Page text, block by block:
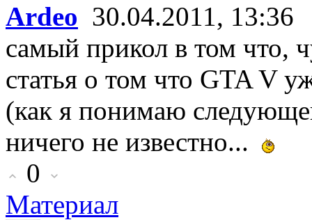
Ardeo 30.04.2011, 13:36
самый прикол в том что,
статья о том что GTA V
(как я понимаю
ничего не известно...
0
Материал